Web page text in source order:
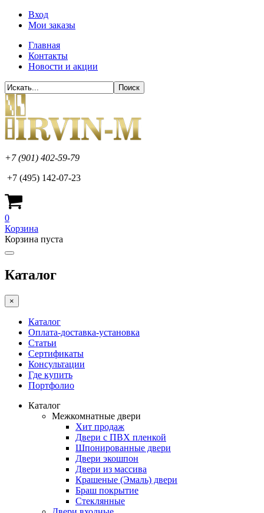
Вход
Мои заказы
Главная
Контакты
Новости и акции
+7 (901) 402-59-79
+7 (495) 142-07-23
0
Корзина
Корзина пуста
Каталог
×
Каталог
Оплата-доставка-установка
Статьи
Сертификаты
Консультации
Где купить
Портфолио
Каталог
Межкомнатные двери
Хит продаж
Двери с ПВХ пленкой
Шпонированные двери
Двери экошпон
Двери из массива
Крашеные (Эмаль) двери
Браш покрытие
Стеклянные